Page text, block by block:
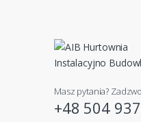
Masz pytania?
+48 504